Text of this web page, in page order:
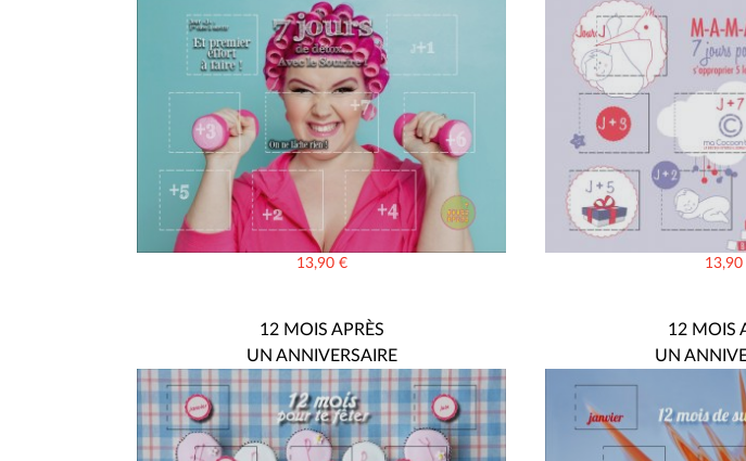
13,90 € 13,90
12 MOIS APRÈS
UN ANNIVERSAIRE
12 MOIS
UN